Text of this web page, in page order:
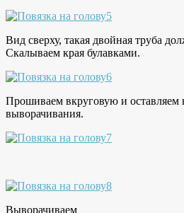
Вид сверху, такая двойная труба
Скалываем края булавками.
Прошиваем вкруговую и оставляем
выворачивания.
Выворачиваем